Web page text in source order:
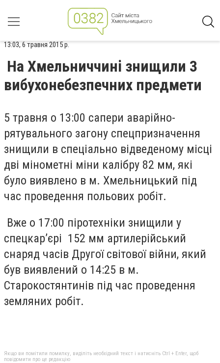
13:03, 6 травня 2015 р.
На Хмельниччині знищили 3
вибухонебезпечних предмети
5 травня о 13:00 сапери аварійно-
рятувального загону спецпризначення
знищили в спеціально відведеному місці
дві мінометні міни калібру 82 мм, які
було виявлено в м. Хмельницький під
час проведення польових робіт.
Вже о 17:00 піротехніки знищили у
спецкар’єрі 152 мм артилерійський
снаряд часів Другої світової війни, який
був виявлений о 14:25 в м.
Старокостянтинів під час проведення
земляних робіт.
Якщо ви помітили помилку, виділіть необхідний текст і натисніть Ctrl + Enter, щоб
повідомити про це редакцію